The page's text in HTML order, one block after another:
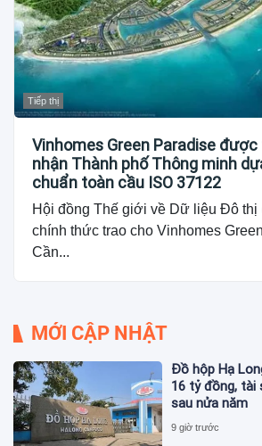
Tiếp thị
Vinhomes Green Paradise
nhận Thành phố Thông minh
chuẩn toàn cầu ISO 37122
Hội đồng Thế giới về Dữ liệu Đô thị
chính thức trao cho Vinhomes
Cần...
MỚI CẬP NHẬT
Đồ hộp Hạ
16 tỷ đồng, tài
sau nửa năm
9 giờ trước